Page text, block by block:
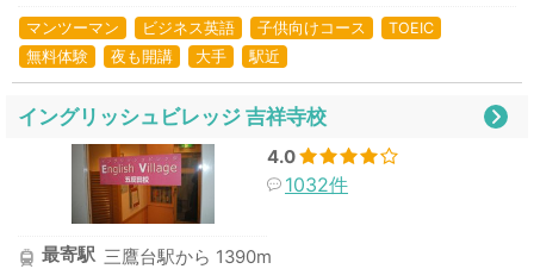
マンツーマン ビジネス英語 子供向けコース
TOEIC
無料体験
夜も開講 大手 駅近
イングリッシュビレッジ 吉祥寺校
4.0
1032件
最寄駅 三鷹台駅から 1390m